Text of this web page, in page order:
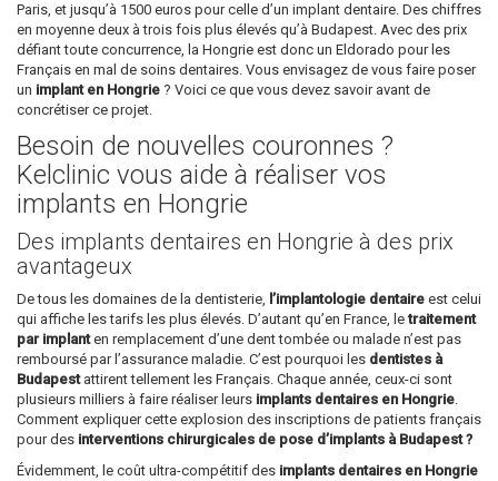
Paris, et jusqu’à 1500 euros pour celle d’un implant dentaire. Des chiffres
en moyenne deux à trois fois plus élevés qu’à Budapest. Avec des prix
défiant toute concurrence, la Hongrie est donc un Eldorado pour les
Français en mal de soins dentaires. Vous envisagez de vous faire poser
un implant en Hongrie ? Voici ce que vous devez savoir avant de
concrétiser ce projet.
Besoin de nouvelles couronnes ?
Kelclinic vous aide à réaliser vos
implants en Hongrie
Des implants dentaires en Hongrie à des prix
avantageux
De tous les domaines de la dentisterie, l’implantologie dentaire est celui
qui affiche les tarifs les plus élevés. D’autant qu’en France, letraitement
par implanten remplacement d’une dent tombée ou malade n’est pas
remboursé par l’assurance maladie. C’est pourquoi les dentistes à
Budapestattirent tellement les Français. Chaque année, ceux-ci sont
plusieurs milliers à faire réaliser leurs implants dentaires en Hongrie.
Comment expliquer cette explosion des inscriptions de patients français
pour des interventions chirurgicales de pose d’implants à Budapest ?
Évidemment, le coût ultra-compétitif des implants dentaires en Hongrie